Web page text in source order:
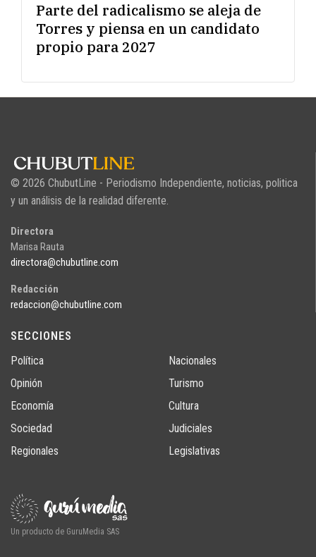
Parte del radicalismo se aleja de
Torres y piensa en un candidato
propio para 2027
© 2026 ChubutLine - Periodismo Independiente, noticias, politica
y un análisis de la realidad diferente.
Directora
Marisa Rauta
directora@chubutline.com
Redacción
redaccion@chubutline.com
SECCIONES
Política
Opinión
Economía
Sociedad
Regionales
Nacionales
Turismo
Cultura
Judiciales
Legislativas
Un producto de GuruMedia SAS